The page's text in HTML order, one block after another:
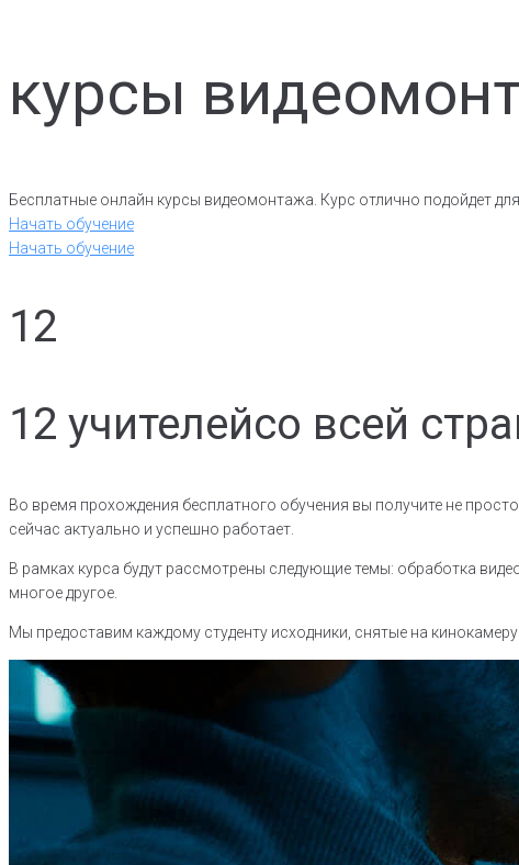
курсы
Бесплатные онлайн курсы видеомонтажа. Курс отлично подойдет
Начать обучение
Начать обучение
12
12 учителейсо всей
Во время прохождения бесплатного обучения вы получите не
сейчас актуально и успешно работает.
В рамках курса будут рассмотрены следующие темы: обработка
многое другое.
Мы предоставим каждому студенту исходники, снятые на кинокамеру